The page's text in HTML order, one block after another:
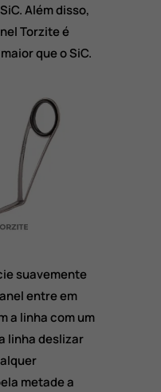
Além disso,
Torzite é
que o SiC.
suavemente
entre em
a linha com um
linha deslizar
metade a